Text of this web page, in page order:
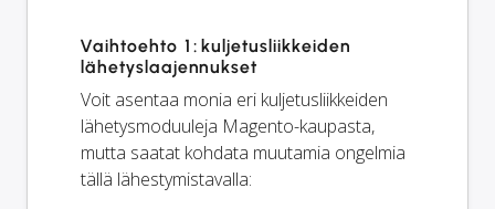
Vaihtoehto 1: kuljetusliikkeiden
lähetyslaajennukset
Voit asentaa monia eri kuljetusliikkeiden
lähetysmoduuleja Magento-kaupasta,
mutta saatat kohdata muutamia ongelmia
tällä lähestymistavalla: